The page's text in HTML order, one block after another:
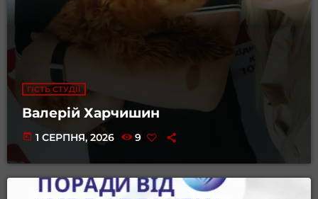
ГІСТЬ СТУДІЇ
Валерій Харчишин
today 1 СЕРПНЯ, 2026 9